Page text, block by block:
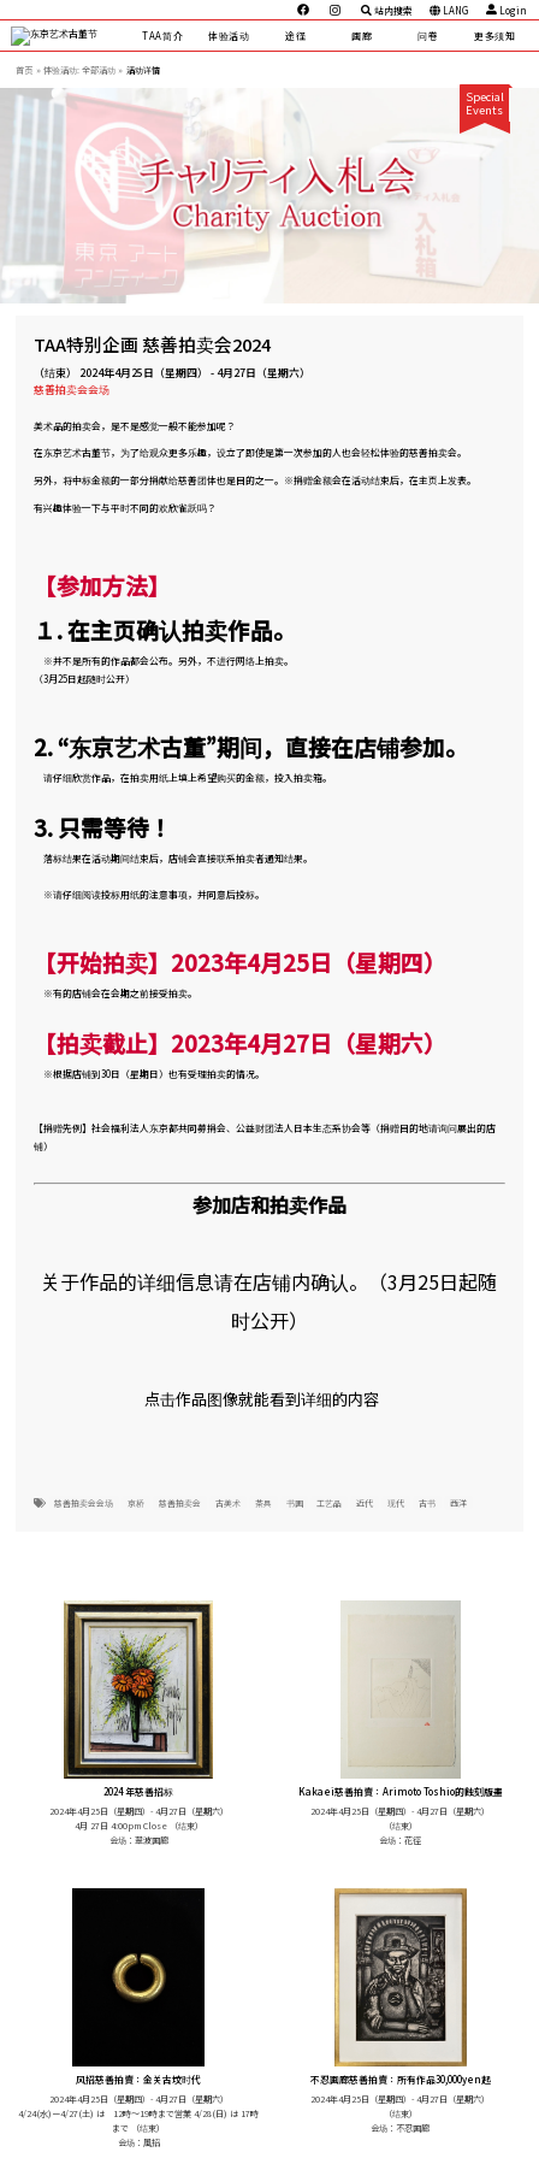
站内搜索 LANG
Login
TAA简介
体验活动 途径 画廊 问卷 更多须知
首页 体验活动:全部活动 » 活动详情
Special
Events
TAA特别企画 慈善拍卖会2024
（结束） 2024年4月25日（星期四）- 4月27日（星期六）
慈善拍卖会会场
美术品的拍卖会，是不是感觉一般不能参加呢？
在东京艺术古董节，为了给观众更多乐趣，设立了即使是第一次参加的人也会轻松体验的慈善拍卖会。
另外，将中标金额的一部分捐献给慈善团体也是目的之一。※捐赠金额会在活动结束后，在主页上发表。
有兴趣体验一下与平时不同的欢欣雀跃吗？
【参加方法】
１. 在主页确认拍卖作品。
※并不是所有的作品都会公布。另外，不进行网络上拍卖。
（3月25日起随时公开）
2. “东京艺术古董”期间，直接在店铺参加。
请仔细欣赏作品，在拍卖用纸上填上希望购买的金额，投入拍卖箱。
3. 只需等待！
落标结果在活动期间结束后，店铺会直接联系拍卖者通知结果。
※请仔细阅读投标用纸的注意事项，并同意后投标。
【开始拍卖】2023年4月25日（星期四）
※有的店铺会在会期之前接受拍卖。
【拍卖截止】2023年4月27日（星期六）
※根据店铺到30日（星期日）也有受理拍卖的情况。
【捐赠先例】社会福利法人东京都共同募捐会、公益财团法人日本生态系协会等（捐赠目的地请询问展出的店
铺）
参加店和拍卖作品
关于作品的详细信息请在店铺内确认。（3月25日起随
时公开）
点击作品图像就能看到详细的内容
慈善拍卖会会场 京桥 慈善拍卖会 古美术 茶具 书画 工艺品 近代 现代 古书 西洋
2024 年慈善招标
2024年4月25日（星期四）- 4月27日（星期六）
4月 27日 4:00pm Close（结束）
会场：翠波画廊
Kakaei慈善拍賣：Arimoto Toshio的蝕刻版畫
2024年4月25日（星期四）- 4月27日（星期六）
（结束）
会场：花徑
风招慈善拍賣：金关古坟时代
2024年4月25日（星期四）- 4月27日（星期六）
4/24(水)ー4/27(土) は 12時〜19時まで営業 4/28(日) は 17時
まで
（结束）
会场：風招
不忍画廊慈善拍賣：所有作品30,000yen起
2024年4月25日（星期四）- 4月27日（星期六）
（结束）
会场：不忍画廊